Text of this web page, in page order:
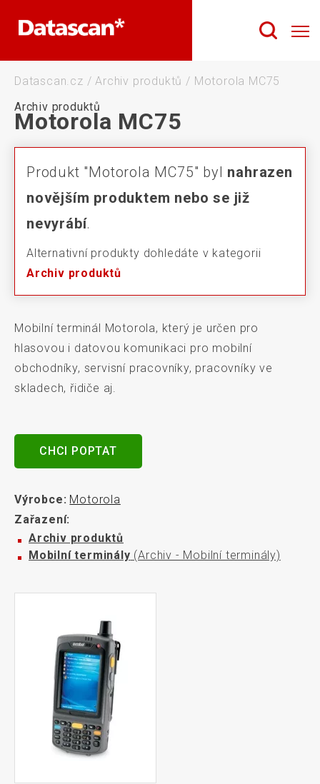
Datascan.cz / Archiv produktů / Motorola MC75
Archiv produktů
Motorola MC75
Produkt "Motorola MC75" byl nahrazen
novějším produktem nebo se již
nevyrábí.
Alternativní produkty dohledáte v kategorii
Archiv produktů
Mobilní terminál Motorola, který je určen pro
hlasovou i datovou komunikaci pro mobilní
obchodníky, servisní pracovníky, pracovníky ve
skladech, řidiče aj.
CHCI POPTAT
Výrobce: Motorola
Zařazení:
Archiv produktů
Mobilní terminály (Archiv - Mobilní terminály)